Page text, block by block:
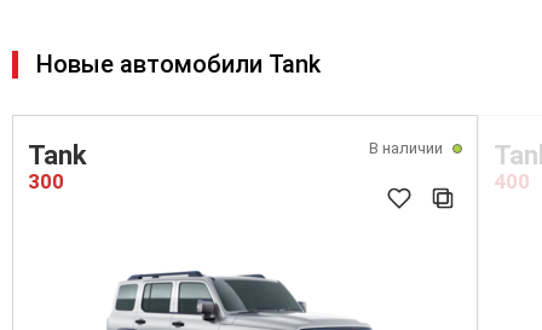
Новые автомобили Tank
В наличии
Tank
300 400